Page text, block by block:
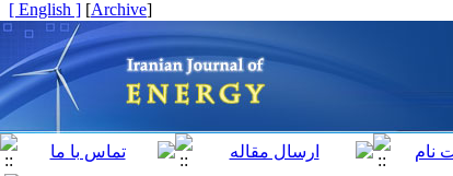
[
Archive
]
[ English ]